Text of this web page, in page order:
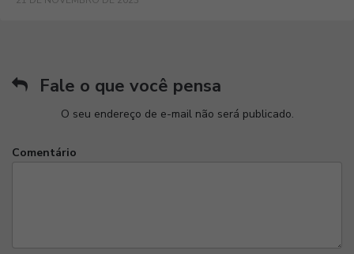
Fale o que você pensa
O seu endereço de e-mail não será publicado.
Comentário